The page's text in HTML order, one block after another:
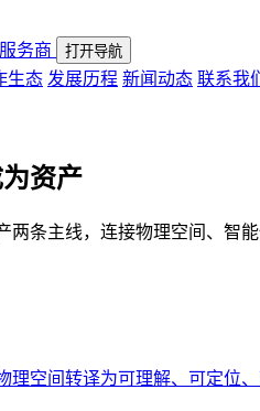
务商
打开导航
生态 发展历程 新闻动态 联系我们
资产
条主线，连接物理空间、智
空间转译为可理解、可定位、